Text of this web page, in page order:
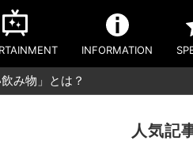
INFORMATION
み物」とは？
人気記